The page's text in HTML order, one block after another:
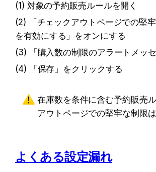
(1) 対象の予約販売ルールを開く
(2) 「チェックアウトページでの堅
を有効にする」をオンにする
(3) 「購入数の制限のアラートメッ
(4) 「保存」をクリックする
在庫数を条件に含む予約販売
アウトページでの堅牢な制限
よくある設定漏れ